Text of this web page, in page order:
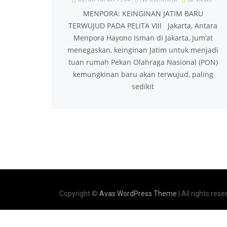
MENPORA: KEINGINAN JATIM BARU
TERWUJUD PADA PELITA VIII Jakarta, Antara
Menpora Hayono Isman di Jakarta, Jum’at
menegaskan, keinginan Jatim untuk menjadi
tuan rumah Pekan Olahraga Nasional (PON)
kemungkinan baru akan terwujud, paling
sedikit
Copyright © Avas WordPress Theme | All rights